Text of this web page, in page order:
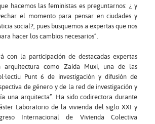
hacemos las feministas es preguntarnos: ¿ y
el momento para pensar en ciudades y
social?, pues busquemos a expertas que nos
hacer los cambios necesarios”.
con la participación de destacadas expertas
arquitectura como Zaida Muxí, una de las
Punt 6 de investigación y difusión de
de género y de la red de investigación y
una arquitecta”. Ha sido codirectora durante
Laboratorio de la vivienda del siglo XXI y
Internacional de Vivienda Colectiva